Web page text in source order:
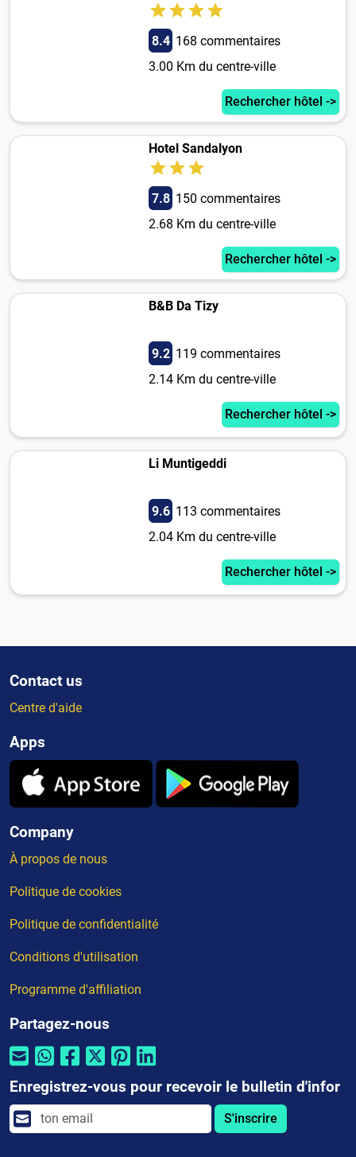
8.4 168 commentaires
3.00 Km du centre-ville
Rechercher hôtel ->
Hotel Sandalyon
7.8 150 commentaires
2.68 Km du centre-ville
Rechercher hôtel ->
B&B Da Tizy
9.2 119 commentaires
2.14 Km du centre-ville
Rechercher hôtel ->
Li Muntigeddi
9.6 113 commentaires
2.04 Km du centre-ville
Rechercher hôtel ->
Contact us
Centre d'aide
Apps
Company
À propos de nous
Politique de cookies
Politique de confidentialité
Conditions d'utilisation
Programme d'affiliation
Partagez-nous
Enregistrez-vous pour recevoir le bulletin d'infor
S'inscrire